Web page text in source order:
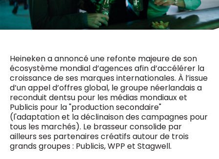
Heineken a annoncé une refonte majeure de son
écosystème mondial d’agences afin d’accélérer la
croissance de ses marques internationales. À l’issue
d’un appel d’offres global, le groupe néerlandais a
reconduit dentsu pour les médias mondiaux et
Publicis pour la "production secondaire"
(l'adaptation et la déclinaison des campagnes pour
tous les marchés). Le brasseur consolide par
ailleurs ses partenaires créatifs autour de trois
grands groupes : Publicis, WPP et Stagwell.
0498 88 64 89
f.bouchar@mm.be
0475 97 12 57
g.byl@mm.be
Chief Editor
Damien Lemaire
0477 37 31 65
d.lemaire@mm.be
VALIDER
Daily
Freemium
access
5 x week
MM e - News
1 x week
MM Brunch
1 x week
MM Tech
10 x year
MM Best of
Research
10 x year
MM Blue
4 x year
MM Magazine